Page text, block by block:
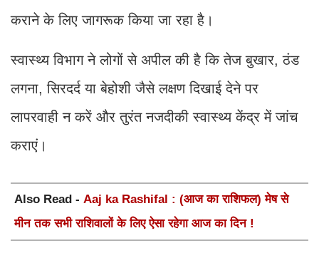
कराने के लिए जागरूक किया जा रहा है।
स्वास्थ्य विभाग ने लोगों से अपील की है कि तेज बुखार, ठंड
लगना, सिरदर्द या बेहोशी जैसे लक्षण दिखाई देने पर
लापरवाही न करें और तुरंत नजदीकी स्वास्थ्य केंद्र में जांच
कराएं।
Also Read - Aaj ka Rashifal : (आज का राशिफल) मेष से
मीन तक सभी राशिवालों के लिए ऐसा रहेगा आज का दिन !